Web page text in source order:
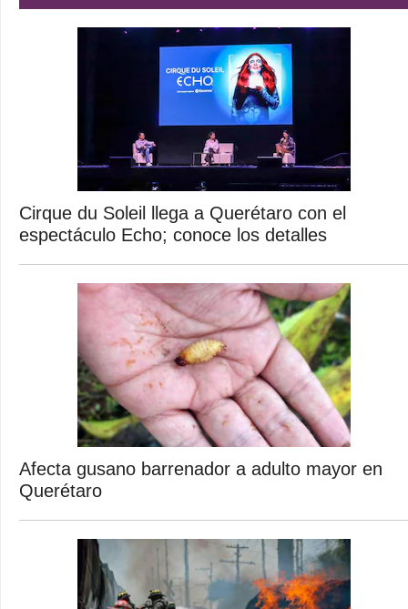
Cirque du Soleil llega a Querétaro con el
espectáculo Echo; conoce los detalles
Afecta gusano barrenador a adulto mayor en
Querétaro